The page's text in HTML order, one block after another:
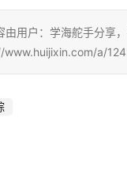
由用户：学海舵手分享
www.huijixin.com/a/